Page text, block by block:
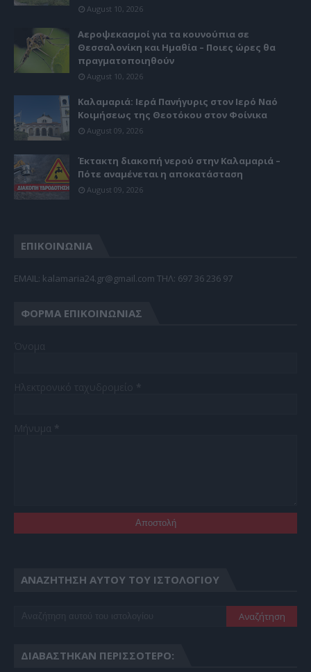
August 10, 2026
Αεροψεκασμοί για τα κουνούπια σε
Θεσσαλονίκη και Ημαθία – Ποιες ώρες θα
πραγματοποιηθούν
August 10, 2026
Καλαμαριά: Ιερά Πανήγυρις στον Ιερό Ναό
Κοιμήσεως της Θεοτόκου στον Φοίνικα
August 09, 2026
Έκτακτη διακοπή νερού στην Καλαμαριά –
Πότε αναμένεται η αποκατάσταση
August 09, 2026
ΕΠΙΚΟΙΝΩΝΙΑ
EMAIL: kalamaria24.gr@gmail.com TΗΛ: 697 36 236 97
ΦΌΡΜΑ ΕΠΙΚΟΙΝΩΝΊΑΣ
ΑΝΑΖΉΤΗΣΗ ΑΥΤΟΎ ΤΟΥ ΙΣΤΟΛΟΓΊΟΥ
ΔΙΑΒΆΣΤΗΚΑΝ ΠΕΡΙΣΣΌΤΕΡΟ: